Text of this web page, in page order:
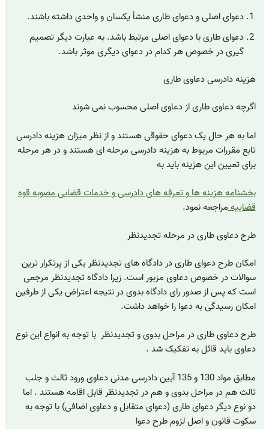
دعوای اصلی و دعوای طاری منشأ یکسان و واحدی داشته باشند.
دعوای طاری با دعوای اصلی مرتبط باشد. به عبارت دیگر تصمیم
گیری در خصوص هر کدام در دعوای دیگری موثر باشد.
هزینه دادرسی دعاوی طاری
اگرچه دعاوی طاری از دعاوی اصلی محسوب نمی شوند
اما به هر حال یک دعوای حقوقی هستند و از نظر میزان هزینه دادرسی
تابع مقررات مربوط به هزینه دادرسی مرحله ای هستند و در هر مرحله
برای تعیین این هزینه باید به
بخشنامه هزینه ها و تعرفه های دادرسی و خدمات قضایی مصوبه قوه
قضاییهمراجعه نمود.
طرح دعاوی طاری در مرحله تجدیدنظر
امکان طرح دعوای طاری در دادگاه های تجدیدنظر یکی از پرتکرار ترین
سوالات در خصوص دعاوی مزبور است. زیرا دادگاه تجدیدنظر مرجعی
است که پس از صدور رای دادگاه بدوی در نتیجه اعتراض یکی از طرفین
امکان رسیدگی به دعوا را خواهد داشت.
طرح دعاوی طاری در مراحل بدوی و تجدیدنظر با توجه به انواع این نوع
دعاوی باید قائل به تفکیک شد .
مطابق مواد 130 و 135 آیین دادرسی مدنی دعاوی ورود ثالث و جلب
ثالث هم در مراحل بدوی و هم در تجدیدنظر قابل اقامه هستند . اما
دو نوع دیگر دعوای طاری (دعوای متقابل و دعاوی اضافی) با توجه به
سکوت قانون و اصل لزوم طرح دعوا